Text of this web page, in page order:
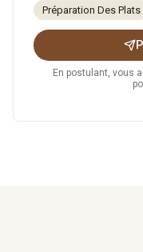
Préparation Des Plats
En postulant, vous